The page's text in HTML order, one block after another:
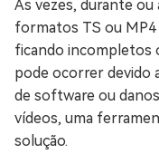
Às vezes, durante
formatos TS ou
ficando incompletos
pode ocorrer devido
de software ou
vídeos, uma
solução.